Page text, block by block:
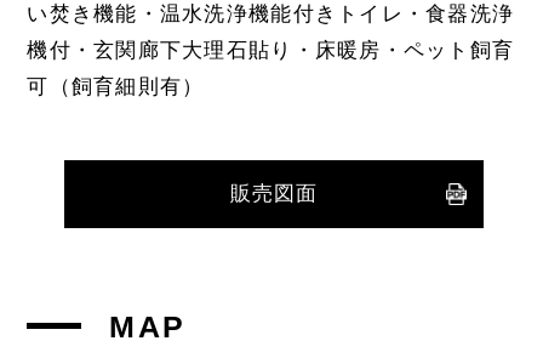
い焚き機能・温水洗浄機能付きトイレ・食器洗浄
機付・玄関廊下大理石貼り・床暖房・ペット飼育
可（飼育細則有）
販売図面
MAP